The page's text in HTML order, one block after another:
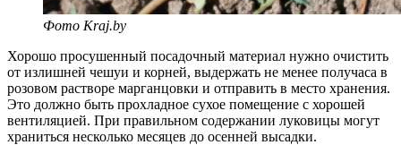
Фото Kraj.by
Хорошо просушенный посадочный материал нужно очистить
от излишней чешуи и корней, выдержать не менее получаса в
розовом растворе марганцовки и отправить в место хранения.
Это должно быть прохладное сухое помещение с хорошей
вентиляцией. При правильном содержании луковицы могут
храниться несколько месяцев до осенней высадки.